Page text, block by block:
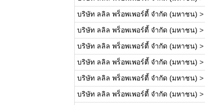
บริษัท ลลิล พร็อพเพอร์ตี้ จำกัด (มหาชน) >
บริษัท ลลิล พร็อพเพอร์ตี้ จำกัด (มหาชน) >
บริษัท ลลิล พร็อพเพอร์ตี้ จำกัด (มหาชน) >
บริษัท ลลิล พร็อพเพอร์ตี้ จำกัด (มหาชน) >
บริษัท ลลิล พร็อพเพอร์ตี้ จำกัด (มหาชน) >
บริษัท ลลิล พร็อพเพอร์ตี้ จำกัด (มหาชน) >